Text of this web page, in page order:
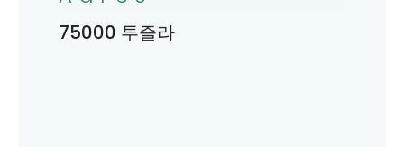
75000 투즐라